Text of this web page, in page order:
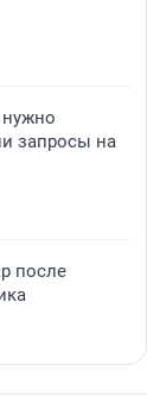
запросы на
после